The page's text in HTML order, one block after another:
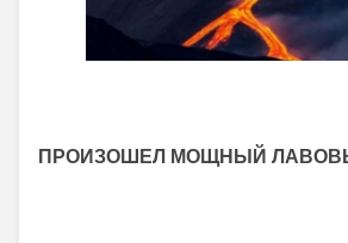
ПРОИЗОШЕЛ МОЩНЫЙ